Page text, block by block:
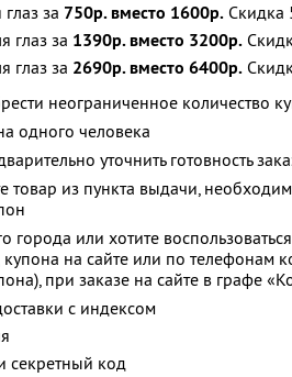
за 750р. вместо 1600р. Скидка
глаз за 1390р. вместо 3200р.
глаз за 2690р. вместо 6400р.
неограниченное количество
одного человека
уточнить готовность
товар из пункта выдачи,
города или хотите
купона на сайте или по телефонам
при заказе на сайте в графе
с индексом
секретный код